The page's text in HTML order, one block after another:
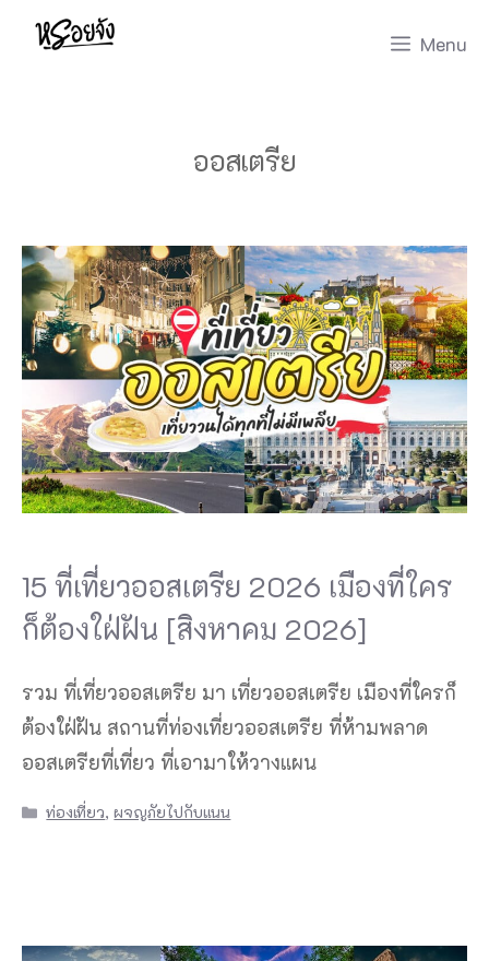
Skip
Menu
ออสเตรีย
15 ที่เที่ยวออสเตรีย 2026 เมืองที่ใคร
ก็ต้องใฝ่ฝัน [สิงหาคม 2026]
รวม ที่เที่ยวออสเตรีย มา เที่ยวออสเตรีย เมืองที่ใครก็
ต้องใฝ่ฝัน สถานที่ท่องเที่ยวออสเตรีย ที่ห้ามพลาด
ออสเตรียที่เที่ยว ที่เอามาให้วางแผน
Categories
ท่องเที่ยว,ผจญภัยไปกับแนน